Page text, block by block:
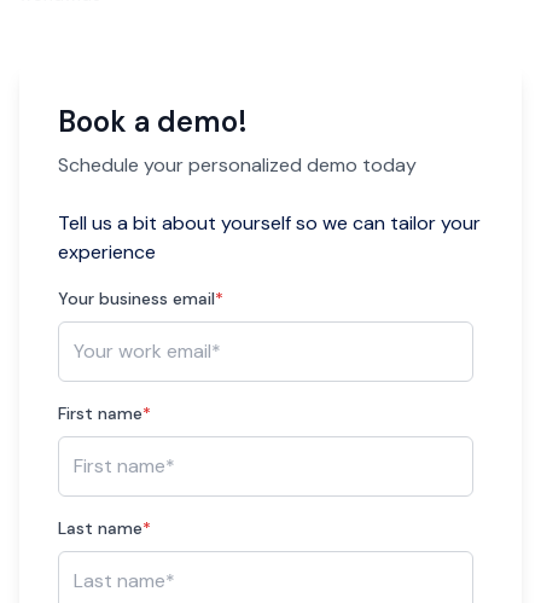
Book a demo!
Schedule your personalized demo today
Tell us a bit about yourself so we can tailor your
experience
Your business email*
First name*
Last name*